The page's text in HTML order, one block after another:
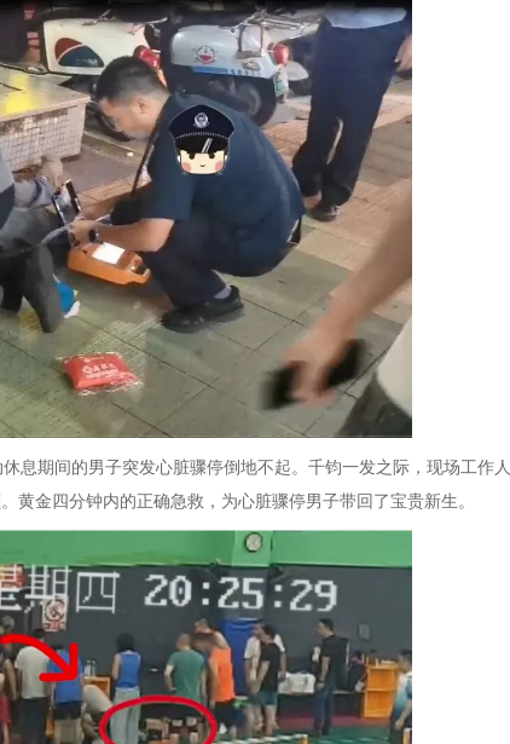
息期间的男子突发心脏骤停倒地不起。千钧一发之际，现场工作
金四分钟内的正确急救，为心脏骤停男子带回了宝贵新生。